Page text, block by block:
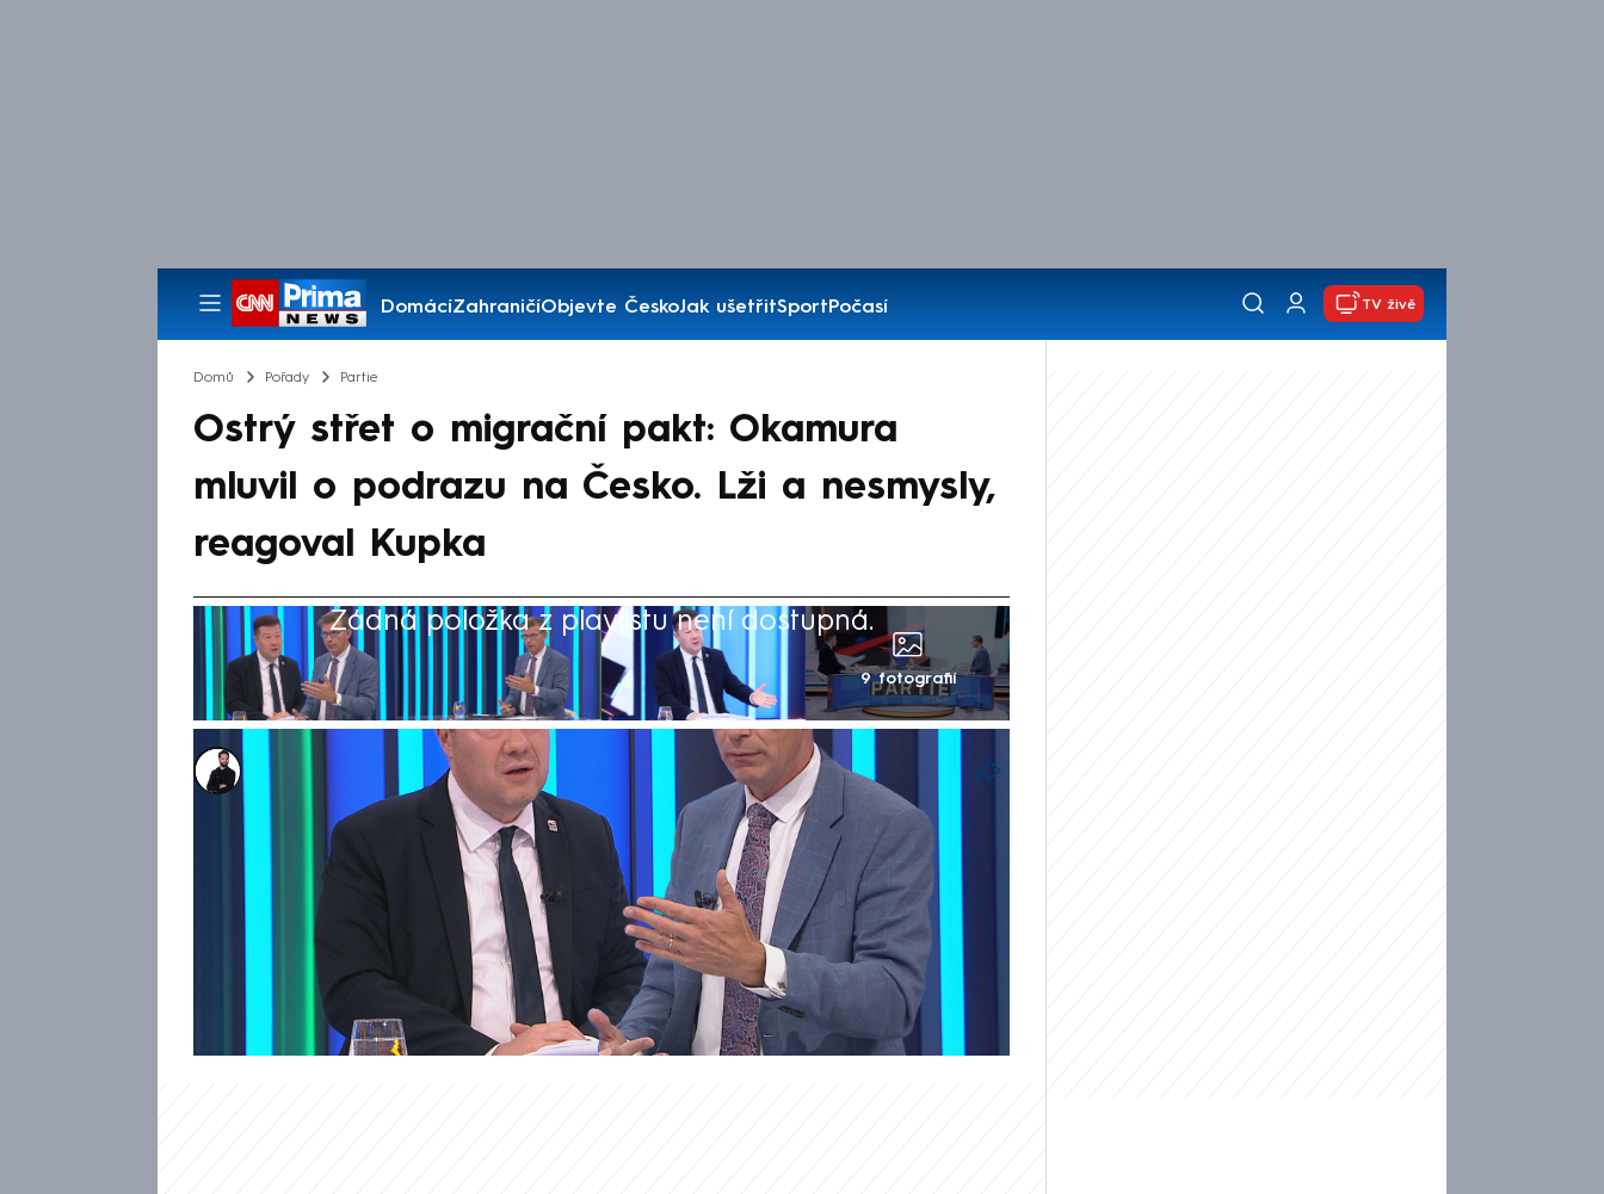
DomácíZahraničíObjevte ČeskoJak ušetřitSportPočasí
Pořady
TV živě
Domů Pořady Partie
Ostrý střet o migrační pakt: Okamura
mluvil o podrazu na Česko. Lži a nesmysly,
reagoval Kupka
Žádná položka z playlistu není dostupná.
9 fotografií
Marek Veselý
14. čvn 2026, 11:40
Diskuse o migračním paktu Evropské unie vyvolala v nedělní Partii na
CNN Prima NEWS ostrý názorový střet mezi šéfem ODS Martinem
Kupkou a předsedou Sněmovny Tomiem Okamurou (SPD). Ten svého
konkurenta obvinil z toho, že on i další představitelé předešlé vlády
Petra Fialy (ODS) podrazili Českou republiku. Kupka ve své reakci uvedl,
že Okamura říká nesmysly a lže. Zároveň důrazně odsoudil systém
povinných kvót.